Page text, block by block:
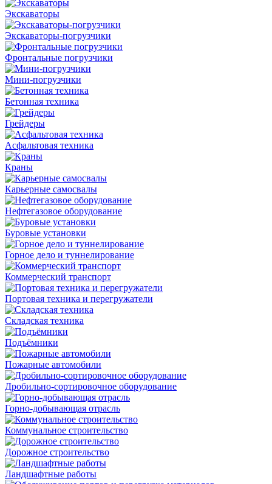
Экскаваторы
Экскаваторы-погрузчики
Фронтальные погрузчики
Мини-погрузчики
Бетонная техника
Грейдеры
Асфальтовая техника
Краны
Карьерные самосвалы
Нефтегазовое оборудование
Буровые установки
Горное дело и туннелирование
Коммерческий транспорт
Портовая техника и перегружатели
Складская техника
Подъёмники
Пожарные автомобили
Дробильно-сортировочное оборудование
Горно-добывающая отрасль
Коммунальное строительство
Дорожное строительство
Ландшафтные работы